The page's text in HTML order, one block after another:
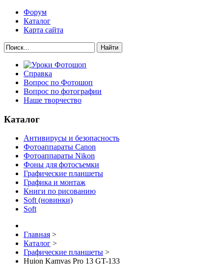
Форум
Каталог
Карта сайта
Найти
Справка
Вопрос по Фотошоп
Вопрос по фотографии
Наше творчество
Каталог
Антивирусы и безопасность
Фотоаппараты Canon
Фотоаппараты Nikon
Фоны для фотосъемки
Графические планшеты
Графика и монтаж
Книги по рисованию
Soft (новинки)
Soft
Главная >
Каталог >
Графические планшеты >
Huion Kamvas Pro 13 GT-133